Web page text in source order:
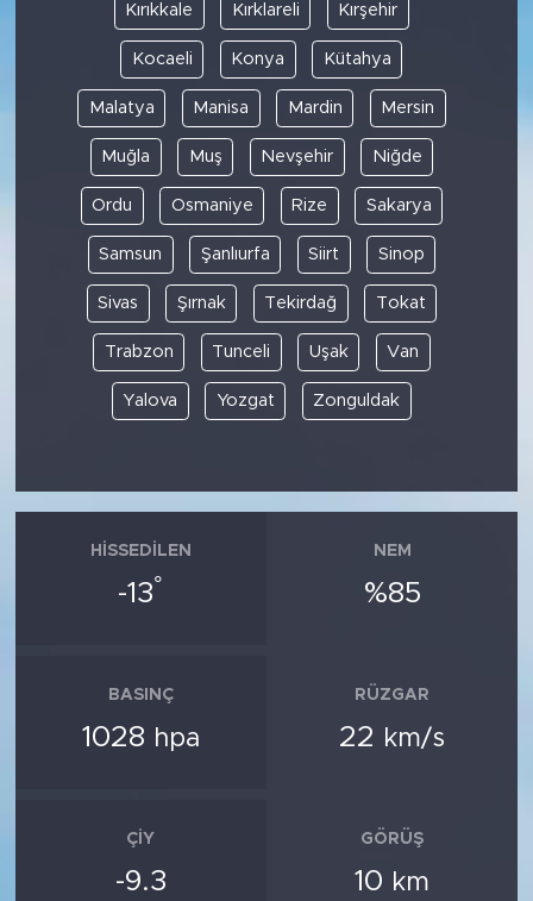
Kırıkkale Kırklareli Kırşehir
Kocaeli Konya Kütahya
Malatya Manisa Mardin Mersin
Muğla Muş Nevşehir Niğde
Ordu Osmaniye Rize Sakarya
Samsun Şanlıurfa Siirt Sinop
Sivas Şırnak Tekirdağ Tokat
Trabzon Tunceli Uşak Van
Yalova Yozgat Zonguldak
HISSEDILEN
-13°
NEM
%85
BASINÇ
1028 hpa
RÜZGAR
22 km/s
ÇIY
-9.3
GÖRÜŞ
10 km